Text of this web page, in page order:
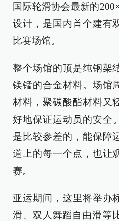
国际轮滑协会最新的
设计，是国内首个建有
比赛场馆。
整个场馆的顶是纯钢架
镁锰的合金材料。场馆
材料，聚碳酸酯材料又
好地保证运动员的安全
是比较参差的，能保障
道上的每一个点，也让
赛。
亚运期间，这里将举办
滑、双人舞蹈自由滑等